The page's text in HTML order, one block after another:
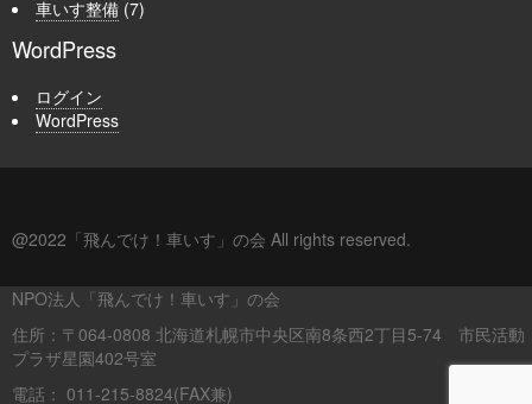
車いす整備 (7)
WordPress
ログイン
WordPress
@2022「飛んでけ！車いす」の会 All rights reserved.
NPO法人「飛んでけ！車いす」の会
住所：〒064-0808 北海道札幌市中央区南8条西2丁目5-74 市民活動
プラザ星園402号室
電話： 011-215-8824(FAX兼)